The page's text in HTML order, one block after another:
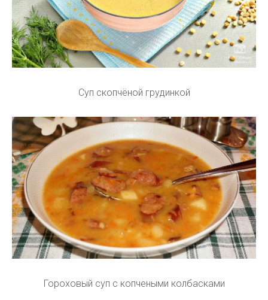
Суп скопчёной грудинкой
Гороховый суп с копчеными колбасками